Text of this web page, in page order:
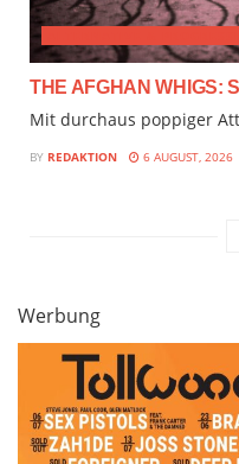
THE AFGHAN WHIGS:
Mit durchaus poppiger
BY REDAKTION 6 AUGUST, 2026
Werbung